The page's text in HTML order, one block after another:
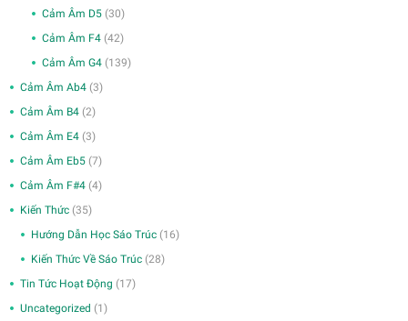
Cảm Âm D5 (30)
Cảm Âm F4 (42)
Cảm Âm G4 (139)
Cảm Âm Ab4 (3)
Cảm Âm B4 (2)
Cảm Âm E4 (3)
Cảm Âm Eb5 (7)
Cảm Âm F#4 (4)
Kiến Thức (35)
Hướng Dẫn Học Sáo Trúc (16)
Kiến Thức Về Sáo Trúc (28)
Tin Tức Hoạt Động (17)
Uncategorized (1)